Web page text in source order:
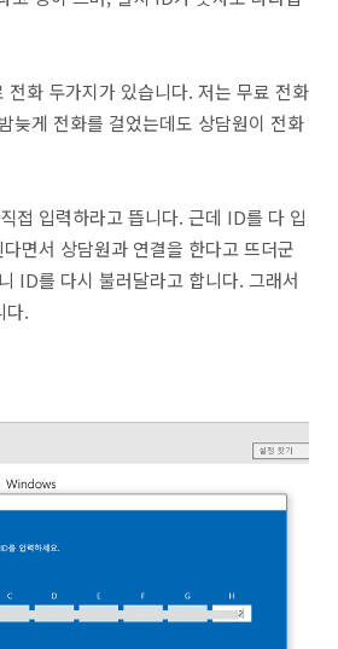
전화 두가지가 있습니다. 저는 무료 전화
늦게 전화를 걸었는데도 상담원이 전화
접 입력하라고 뜹니다. 근데 ID를 다 입
면서 상담원과 연결을 한다고 뜨더군
ID를 다시 불러달라고 합니다. 그래서
다.